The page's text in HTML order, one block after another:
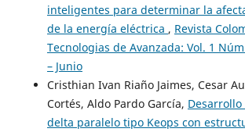
inteligentes para determinar la
de la energía eléctrica , Revista
Tecnologias de Avanzada: Vol. 1
– Junio
Cristhian Ivan Riaño Jaimes, Cesar
Cortés, Aldo Pardo García,
delta paralelo tipo Keops con